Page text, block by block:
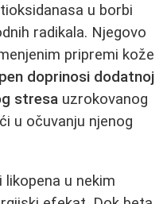
u borbi
radikala. Njegovo
pripremi kože
doprinosi dodatnoj
stresa uzrokovanog
u očuvanju njenog
u nekim